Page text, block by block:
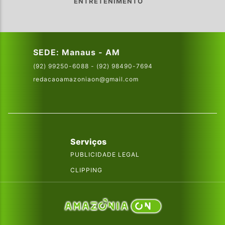
SEDE: Manaus - AM
(92) 99250-6088 - (92) 98490-7694
redacaoamazoniaon@gmail.com
Serviços
PUBLICIDADE LEGAL
CLIPPING